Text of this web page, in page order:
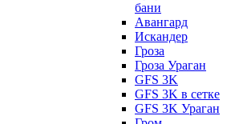
бани
Авангард
Искандер
Гроза
Гроза Ураган
GFS 3K
GFS 3K в сетке
GFS 3K Ураган